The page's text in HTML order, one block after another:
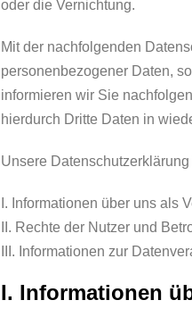
oder die Vernichtung.
Mit der nachfolgenden
personenbezogener Daten,
informieren wir Sie
hierdurch Dritte Daten in
Unsere
I. Informationen über uns als
II. Rechte der Nutzer und
III. Informationen zur
I. Informationen